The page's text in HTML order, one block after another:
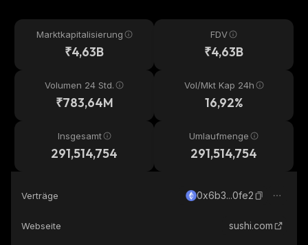
Marktkapitalisierung
₹4,63B
FDV
₹4,63B
Volumen 24 Std.
₹783,64M
Vol/Mkt Kap 24h
16,92%
Insgesamt
291,514,754
Umlaufmenge
291,514,754
Verträge 0x6b3...0fe2
Webseite sushi.com